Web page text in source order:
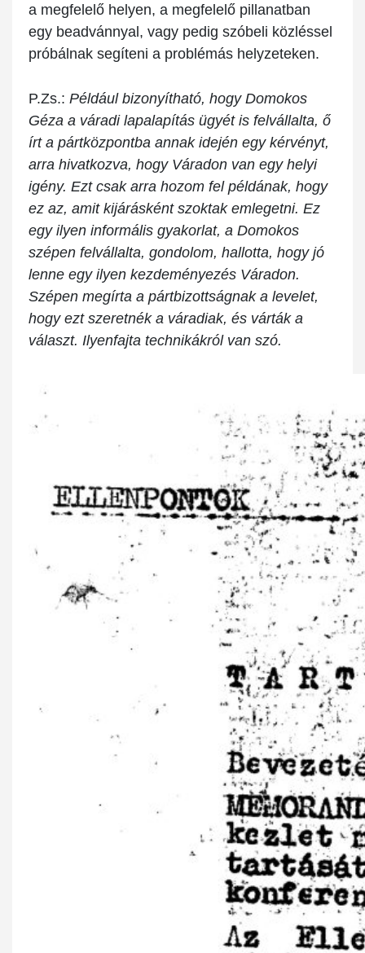
a megfelelő helyen, a megfelelő pillanatban
egy beadvánnyal, vagy pedig szóbeli közléssel
próbálnak segíteni a problémás helyzeteken.
P.Zs.: Például bizonyítható, hogy Domokos
Géza a váradi lapalapítás ügyét is felvállalta, ő
írt a pártközpontba annak idején egy kérvényt,
arra hivatkozva, hogy Váradon van egy helyi
igény. Ezt csak arra hozom fel példának, hogy
ez az, amit kijárásként szoktak emlegetni. Ez
egy ilyen informális gyakorlat, a Domokos
szépen felvállalta, gondolom, hallotta, hogy jó
lenne egy ilyen kezdeményezés Váradon.
Szépen megírta a pártbizottságnak a levelet,
hogy ezt szeretnék a váradiak, és várták a
választ. Ilyenfajta technikákról van szó.